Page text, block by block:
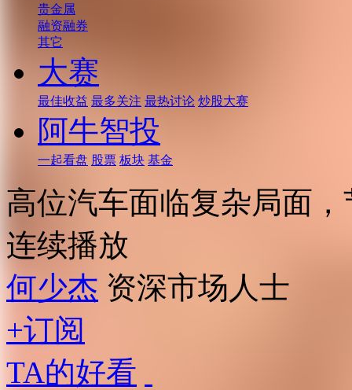
贵金属
融资融券
其它
大赛
最佳收益 最多关注 最热讨论 炒股大赛
阿牛智投
一起看盘 股票 板块 基金
高位汽车面临复杂局面
连续播放
何少杰 资深市场人士
+订阅
TA的好看